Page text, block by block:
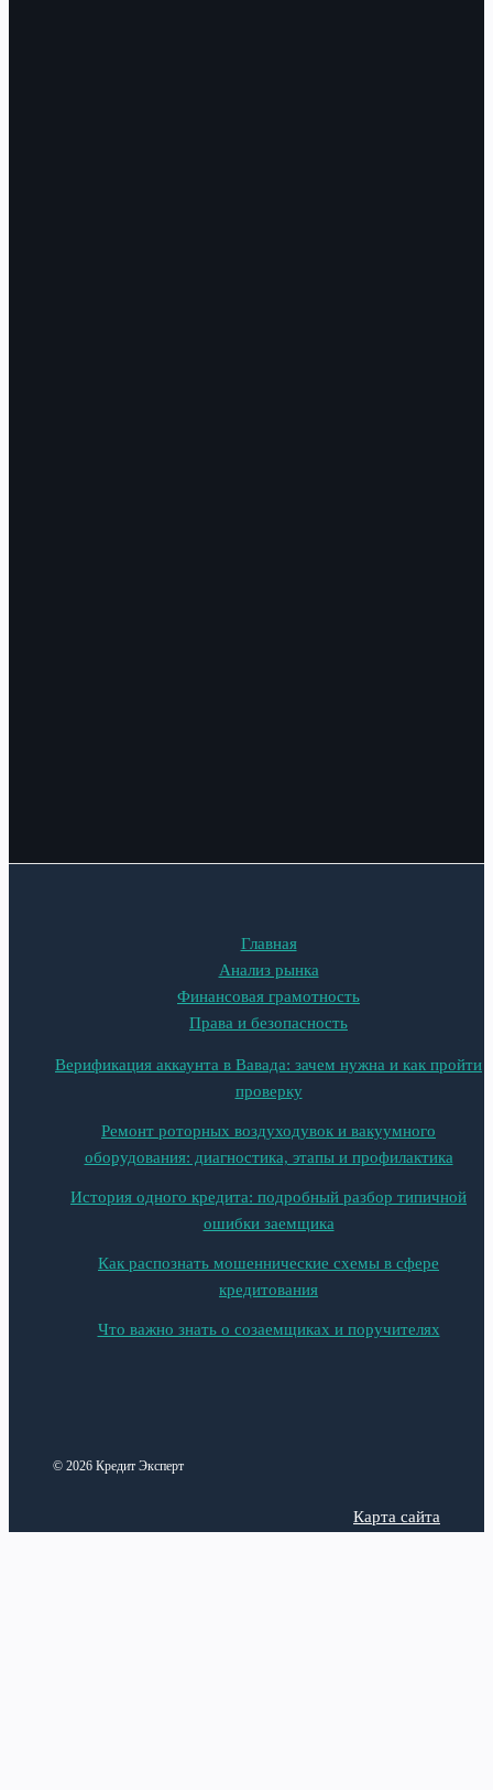
Главная
Анализ рынка
Финансовая грамотность
Права и безопасность
Верификация аккаунта в Вавада: зачем нужна и как пройти
проверку
Ремонт роторных воздуходувок и вакуумного
оборудования: диагностика, этапы и профилактика
История одного кредита: подробный разбор типичной
ошибки заемщика
Как распознать мошеннические схемы в сфере
кредитования
Что важно знать о созаемщиках и поручителях
© 2026 Кредит Эксперт
Карта сайта